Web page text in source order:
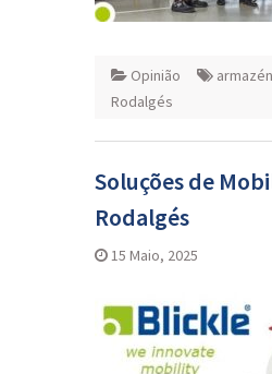
Opinião
Rodalgés
Soluções de
Rodalgés
15 Maio, 2025